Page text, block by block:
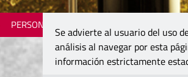
PERSONAJES
Se advierte al usuario del uso
análisis al navegar por esta
información estrictamente